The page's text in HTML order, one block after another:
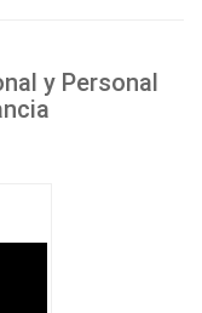
y Personal